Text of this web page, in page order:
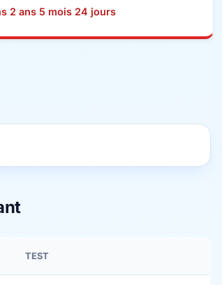
2 ans 5 mois 24 jours
TEST